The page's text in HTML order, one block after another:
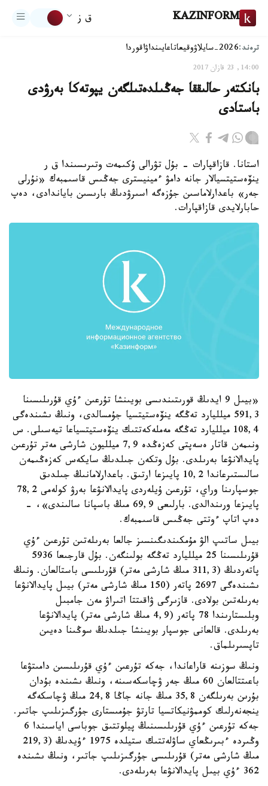
KAZINFORM ق ز
ترەند:2026-سايلاۋ وقيعاتاعايىنداۋاقوردا
14:00, 23 قازان 2017
بانكتەر حالىققا جەڭىلدەتىلگەن يپوتەكا بەرۋدى
باستادى
استانا. قازاقپارات - بۇل تۋرالى ۇكىمەت وتىرىسىندا ق ر
ينۆەستيتسيالار جانە دامۋ ءمينيسترى جەڭىس قاسىمبەك «نۇرلى
جەر» باعدارلاماسىن جۇزەگە اسىرۋدىڭ بارىسىن باياندادى، دەپ
حابارلايدى قازاقپارات.
«بيىل 9 ايدىڭ قورىتىندىسى بويىنشا تۇرعىن ءۇي قۇرىلىسىنا
591,3 ميلليارد تەڭگە ينۆەستيتسيا جۇمسالدى، ونىڭ ىشىندەگى
108,4 ميلليارد تەڭگە مەملەكەتتىك ينۆەستيتسياعا تيەسىلى. س
ونىمەن قاتار ەسەپتى كەزەڭدە 7,9 ميلليون شارشى مەتر تۇرعىن
پايدالانۋعا بەرىلدى. بۇل وتكەن جىلدىڭ سايكەس كەزەڭىمەن
سالىستىرعاندا 10,2 پايىزعا ارتىق. باعدارلامانىڭ جىلدىق
جوسپارىنا وراي، تۇرعىن ۇيلەردى پايدالانۋعا بەرۋ كولەمى 78,2
پايىزعا ورىندالدى. بارلىعى 69,9 مىڭ باسپانا سالىندى»، -
دەپ اتاپ ءوتتى جەڭىس قاسىمبەك.
بيىل ساتىپ الۋ مۇمكىندىگىنسىز جالعا بەرىلەتىن تۇرعىن ءۇي
قۇرىلىسىنا 25 ميلليارد تەڭگە بولىنگەن. بۇل قارجىعا 5936
پاتەردىڭ (311,3 مىڭ شارشى مەتر) قۇرىلىسى باستالعان. ونىڭ
ىشىندەگى 2697 پاتەر (150 مىڭ شارشى مەتر) بيىل پايدالانۋعا
بەرىلەتىن بولادى. قازىرگى ۋاقىتتا اتىراۋ مەن جامبىل
وبلىستارىندا 78 پاتەر (4,9 مىڭ شارشى مەتر) پايدالانۋعا
بەرىلدى. قالعانى جوسپار بويىنشا جىلدىڭ سوڭىنا دەيىن
تاپسىرىلماق.
ونىڭ سوزىنە قاراعاندا، جەكە تۇرعىن ءۇي قۇرىلىسىن دامىتۋعا
باعىتتالعان 60 مىڭ جەر ۋچاسكەسىنە، ونىڭ ىشىندە بۇدان
بۇرىن بەرىلگەن 35,8 مىڭ جانە جاڭا 24,8 مىڭ ۋچاسكەگە
ينجەنەرلىك كوممۋنيكاتسيا تارتۋ جۇمىستارى جۇرگىزىلىپ جاتىر.
جەكە تۇرعىن ءۇي قۇرىلىسىنىڭ پيلوتتىق جوباسى اياسىندا 6
وڭىردە ءبىرىڭعاي ساۋلەتتىك ستيلدە 1975 ءۇيدىڭ (219,3
مىڭ شارشى مەتر) قۇرىلىسى جۇرگىزىلىپ جاتىر، ونىڭ ىشىندە
362 ءۇي بيىل پايدالانۋعا بەرىلەدى.